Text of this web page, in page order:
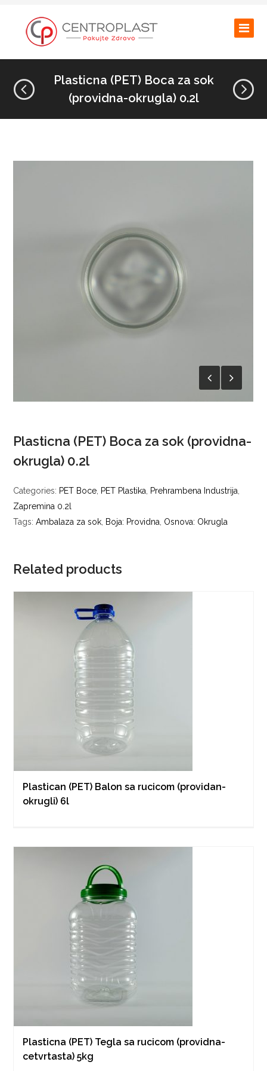
Plasticna (PET) Boca za sok
(providna-okrugla) 0.2l
Plasticna (PET) Boca za sok (providna-
okrugla) 0.2l
Categories: PET Boce PET Plastika Prehrambena Industrija
Zapremina 0.2l
Tags:Ambalaza za sok Boja: Providna Osnova: Okrugla
Related products
Plastican (PET) Balon sa rucicom (providan-
okrugli) 6l
Plasticna (PET) Tegla sa rucicom (providna-
cetvrtasta) 5kg